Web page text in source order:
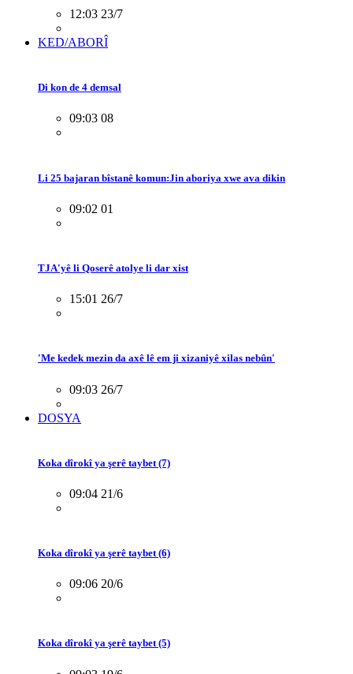
12:03 23/7
KED/ABORÎ
Di kon de 4 demsal
09:03 08
Li 25 bajaran bîstanê komun:Jin aboriya xwe ava dikin
09:02 01
TJA'yê li Qoserê atolye li dar xist
15:01 26/7
'Me kedek mezin da axê lê em ji xizaniyê xilas nebûn'
09:03 26/7
DOSYA
Koka dîrokî ya şerê taybet (7)
09:04 21/6
Koka dîrokî ya şerê taybet (6)
09:06 20/6
Koka dîrokî ya şerê taybet (5)